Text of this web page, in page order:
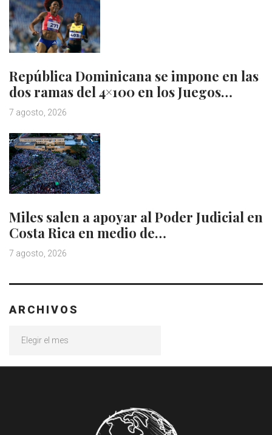
República Dominicana se impone en las
dos ramas del 4×100 en los Juegos…
7 agosto, 2026
Miles salen a apoyar al Poder Judicial en
Costa Rica en medio de…
7 agosto, 2026
ARCHIVOS